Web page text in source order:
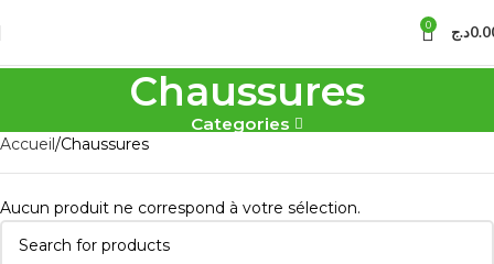
0 د.ج
Chaussures
Categories
Accueil Chaussures
Aucun produit ne correspond à votre sélection.